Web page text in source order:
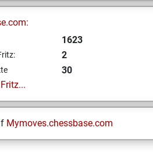
1623
2
30
Mymoves.chessbase.com